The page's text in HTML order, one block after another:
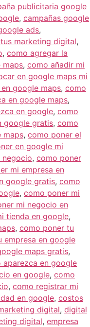
publicitaria google
, campañas google
ads,
marketing digital,
, como agregar la
maps, como añadir mi
en google maps mi
google maps, como
en google maps,
en google, como
google gratis, como
maps, como poner el
en google mi
, como poner
mi empresa en
google gratis, como
, como poner mi
mi negocio en
tienda en google,
, como poner tu
empresa en google
maps gratis,
en google
en google, como
, como registrar mi
en google, costos
digital, digital
digital, empresa